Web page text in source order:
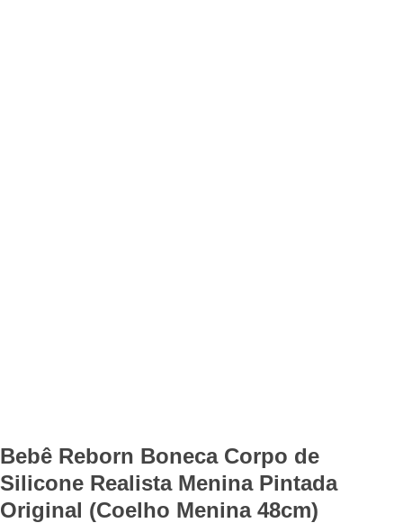
Bebê Reborn Boneca Corpo de
Silicone Realista Menina Pintada
Original (Coelho Menina 48cm)